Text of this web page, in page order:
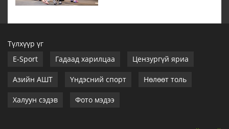
Түлхүүр үг
E-Sport
Гадаад харилцаа Цензургүй яриа
Азийн АШТ Үндэсний спорт Нөлөөт толь
Халуун сэдэв Фото мэдээ